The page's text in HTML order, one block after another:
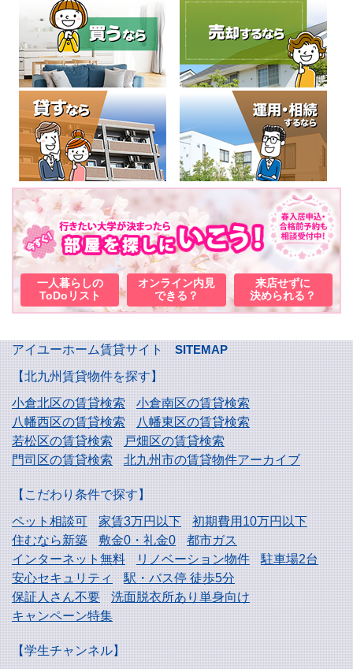
一人暮らしの
ToDoリスト
オンライン内見
できる？
来店せずに
決められる？
アイユーホーム賃貸サイト
SITEMAP
【北九州賃貸物件を探す】
小倉北区の賃貸検索
小倉南区の賃貸検索
八幡西区の賃貸検索
八幡東区の賃貸検索
若松区の賃貸検索
戸畑区の賃貸検索
門司区の賃貸検索
北九州市の賃貸物件アーカイブ
【こだわり条件で探す】
ペット相談可
家賃3万円以下
初期費用10万円以下
住むなら新築
敷金0・礼金0
都市ガス
インターネット無料
リノベーション物件
駐車場2台
安心セキュリティ
駅・バス停 徒歩5分
保証人さん不要
洗面脱衣所あり単身向け
キャンペーン特集
【学生チャンネル】